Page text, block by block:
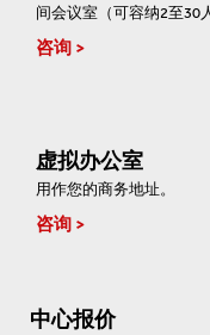
间会议室（可容纳2至30
咨询
虚拟办公室
用作您的商务地址。
咨询
中心报价